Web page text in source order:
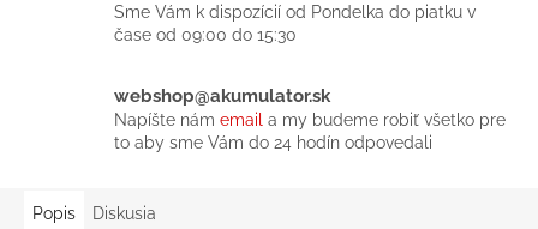
Sme Vám k dispozícií od Pondelka do piatku v
čase od 09:00 do 15:30
webshop@akumulator.sk
Napíšte nám email a my budeme robiť všetko pre
to aby sme Vám do 24 hodín odpovedali
Popis Diskusia